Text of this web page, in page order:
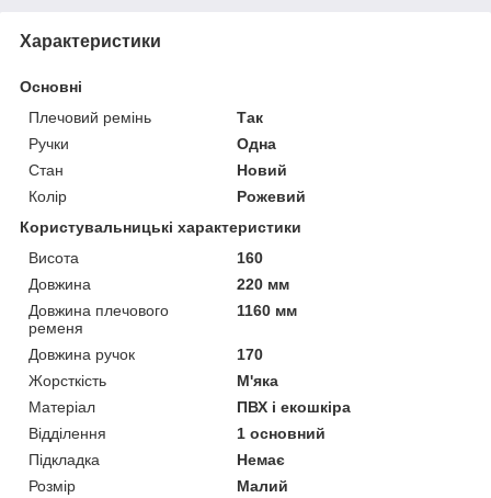
Характеристики
Основні
Плечовий ремінь
Так
Ручки
Одна
Стан
Новий
Колір
Рожевий
Користувальницькі характеристики
Висота
160
Довжина
220 мм
Довжина плечового
ременя
1160 мм
Довжина ручок
170
Жорсткість
М'яка
Матеріал
ПВХ і екошкіра
Відділення
1 основний
Підкладка
Немає
Розмір
Малий